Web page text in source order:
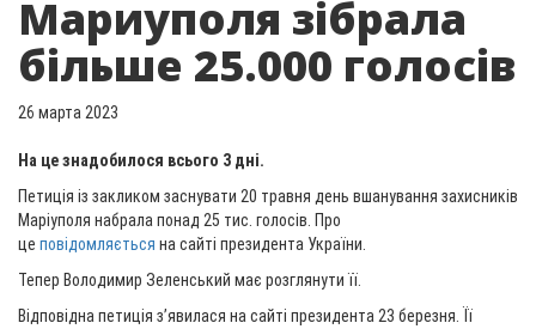
Мариуполя зібрала
більше 25.000 голосів
26 марта 2023
На це знадобилося всього 3 дні.
Петиція із закликом заснувати 20 травня день вшанування захисників
Маріуполя набрала понад 25 тис. голосів. Про
це повідомляється на сайті президента України.
Тепер Володимир Зеленський має розглянути її.
Відповідна петиція з’явилася на сайті президента 23 березня. Її